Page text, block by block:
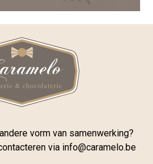
vorm van samenwerking?
via info@caramelo.be